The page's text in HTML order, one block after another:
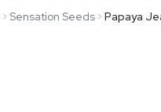
Sensation Seeds Papaya